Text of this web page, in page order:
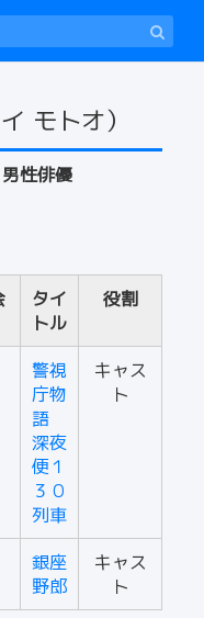
モトオ）
男性俳優
タイ
トル
役割
警視
庁物
語
深夜
便１
３０
列車
キャス
ト
銀座
野郎
キャス
ト